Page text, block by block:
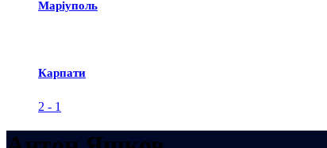
Маріуполь
Карпати
2 - 1